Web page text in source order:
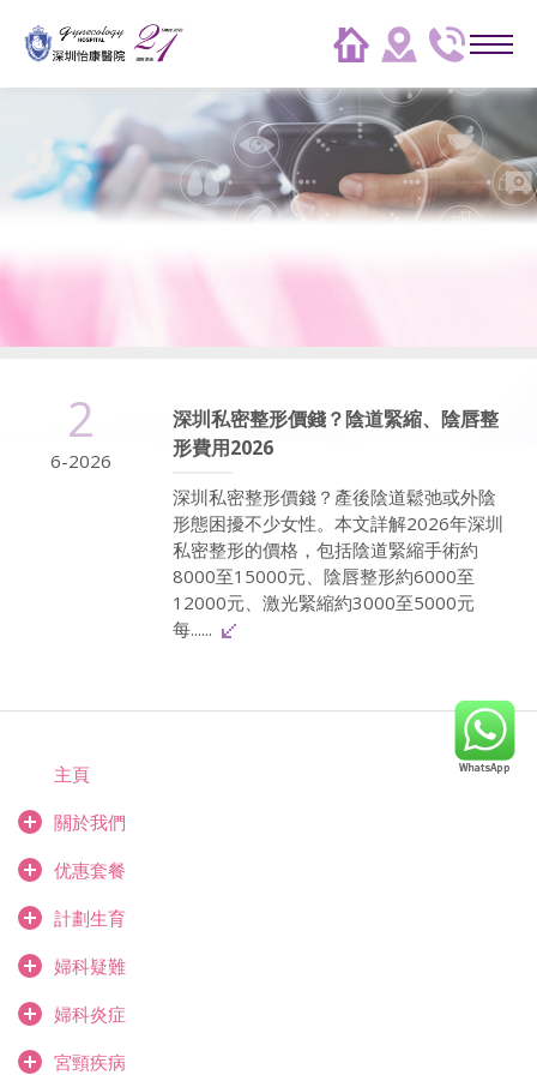
2
6-2026
深圳私密整形價錢？陰道緊縮、陰唇整
形費用2026
深圳私密整形價錢？產後陰道鬆弛或外陰
形態困擾不少女性。本文詳解2026年深圳
私密整形的價格，包括陰道緊縮手術約
8000至15000元、陰唇整形約6000至
12000元、激光緊縮約3000至5000元
每......
主頁
關於我們
优惠套餐
計劃生育
婦科疑難
婦科炎症
宮頸疾病